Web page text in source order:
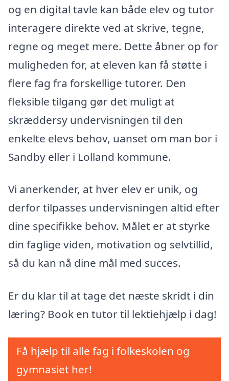
og en digital tavle kan både elev og tutor
interagere direkte ved at skrive, tegne,
regne og meget mere. Dette åbner op for
muligheden for, at eleven kan få støtte i
flere fag fra forskellige tutorer. Den
fleksible tilgang gør det muligt at
skræddersy undervisningen til den
enkelte elevs behov, uanset om man bor i
Sandby eller i Lolland kommune.
Vi anerkender, at hver elev er unik, og
derfor tilpasses undervisningen altid efter
dine specifikke behov. Målet er at styrke
din faglige viden, motivation og selvtillid,
så du kan nå dine mål med succes.
Er du klar til at tage det næste skridt i din
læring? Book en tutor til lektiehjælp i dag!
Få hjælp til alle fag i folkeskolen og
gymnasiet her!